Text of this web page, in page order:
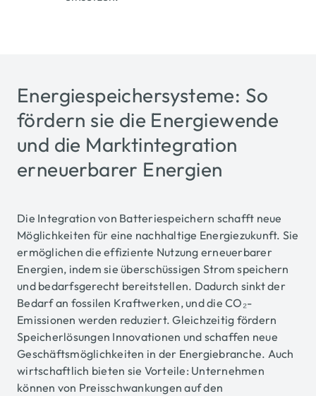
Energiespeichersysteme: So
fördern sie die Energiewende
und die Marktintegration
erneuerbarer Energien
Die Integration von Batteriespeichern schafft neue
Möglichkeiten für eine nachhaltige Energiezukunft. Sie
ermöglichen die effiziente Nutzung erneuerbarer
Energien, indem sie überschüssigen Strom speichern
und bedarfsgerecht bereitstellen. Dadurch sinkt der
Bedarf an fossilen Kraftwerken, und die CO₂-
Emissionen werden reduziert. Gleichzeitig fördern
Speicherlösungen Innovationen und schaffen neue
Geschäftsmöglichkeiten in der Energiebranche. Auch
wirtschaftlich bieten sie Vorteile: Unternehmen
können von Preisschwankungen auf den